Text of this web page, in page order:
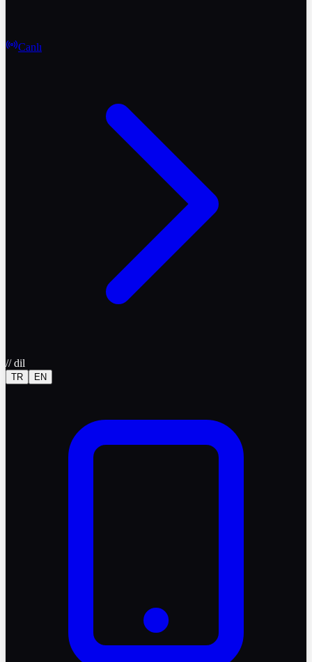
Canlı
//dil
TR EN